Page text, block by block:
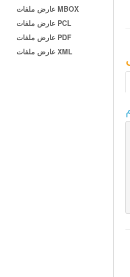
عارض ملفات MBOX
عارض ملفات PCL
عارض ملفات PDF
عارض ملفات XML